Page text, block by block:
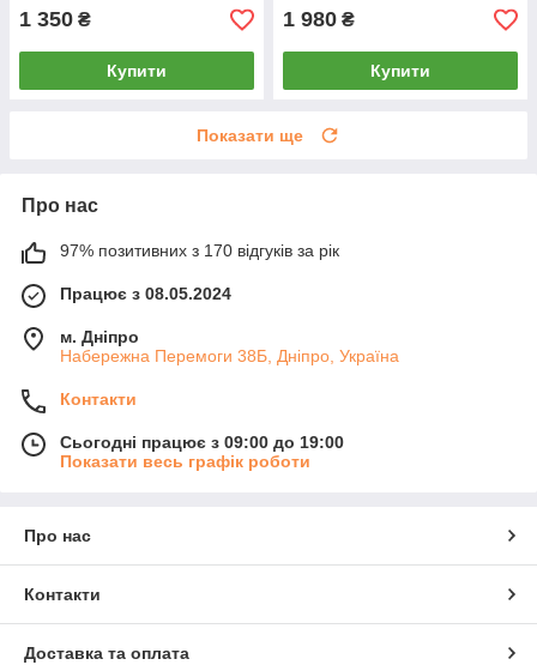
1 350 ₴
Купити
1 980 ₴
Купити
Показати ще
Про нас
97% позитивних з 170 відгуків за рік
Працює з 08.05.2024
м. Дніпро
Набережна Перемоги 38Б, Дніпро, Україна
Контакти
Сьогодні працює з 09:00 до 19:00
Показати весь графік роботи
Про нас
Контакти
Доставка та оплата